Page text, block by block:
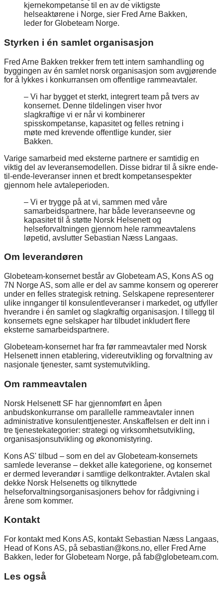
kjernekompetanse til en av de viktigste
helseaktørene i Norge, sier Fred Arne Bakken,
leder for Globeteam Norge.
Styrken i én samlet organisasjon
Fred Arne Bakken trekker frem tett intern samhandling og
byggingen av én samlet norsk organisasjon som avgjørende
for å lykkes i konkurransen om offentlige rammeavtaler.
– Vi har bygget et sterkt, integrert team på tvers av
konsernet. Denne tildelingen viser hvor
slagkraftige vi er når vi kombinerer
spisskompetanse, kapasitet og felles retning i
møte med krevende offentlige kunder, sier
Bakken.
Varige samarbeid med eksterne partnere er samtidig en
viktig del av leveransemodellen. Disse bidrar til å sikre ende-
til-ende-leveranser innen et bredt kompetansespekter
gjennom hele avtaleperioden.
– Vi er trygge på at vi, sammen med våre
samarbeidspartnere, har både leveranseevne og
kapasitet til å støtte Norsk Helsenett og
helseforvaltningen gjennom hele rammeavtalens
løpetid, avslutter Sebastian Næss Langaas.
Om leverandøren
Globeteam-konsernet består av Globeteam AS, Kons AS og
7N Norge AS, som alle er del av samme konsern og opererer
under en felles strategisk retning. Selskapene representerer
ulike innganger til konsulentleveranser i markedet, og utfyller
hverandre i én samlet og slagkraftig organisasjon. I tillegg til
konsernets egne selskaper har tilbudet inkludert flere
eksterne samarbeidspartnere.
Globeteam-konsernet har fra før rammeavtaler med Norsk
Helsenett innen etablering, videreutvikling og forvaltning av
nasjonale tjenester, samt systemutvikling.
Om rammeavtalen
Norsk Helsenett SF har gjennomført en åpen
anbudskonkurranse om parallelle rammeavtaler innen
administrative konsulenttjenester. Anskaffelsen er delt inn i
tre tjenestekategorier: strategi og virksomhetsutvikling,
organisasjonsutvikling og økonomistyring.
Kons AS' tilbud – som en del av Globeteam-konsernets
samlede leveranse – dekket alle kategoriene, og konsernet
er dermed leverandør i samtlige delkontrakter. Avtalen skal
dekke Norsk Helsenetts og tilknyttede
helseforvaltningsorganisasjoners behov for rådgivning i
årene som kommer.
Kontakt
For kontakt med Kons AS, kontakt Sebastian Næss Langaas,
Head of Kons AS, på sebastian@kons.no, eller Fred Arne
Bakken, leder for Globeteam Norge, på fab@globeteam.com.
Les også